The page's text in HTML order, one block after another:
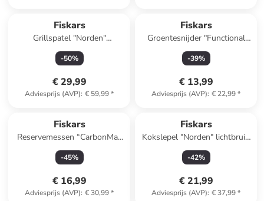
Fiskars
Grillspatel "Norden"
bruin/zilverkleurig - (L)44,1 cm
-50%
€ 29,99
Adviesprijs (AVP): € 59,99*
Fiskars
Groentesnijder "Functional
Form" zwart - (H)31,8 cm
-39%
€ 13,99
Adviesprijs (AVP): € 22,99*
Fiskars
Reservemessen “CarbonMax
utility” - 20 stuks
-45%
€ 16,99
Adviesprijs (AVP): € 30,99*
Fiskars
Kokslepel "Norden" lichtbruin
- (L)38 cm
-42%
€ 21,99
Adviesprijs (AVP): € 37,99*